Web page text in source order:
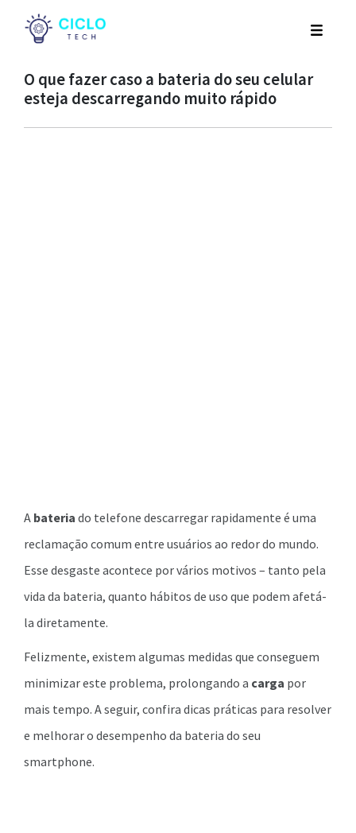
O que fazer caso a bateria do seu celular
esteja descarregando muito rápido
A bateria do telefone descarregar rapidamente é uma
reclamação comum entre usuários ao redor do mundo.
Esse desgaste acontece por vários motivos – tanto pela
vida da bateria, quanto hábitos de uso que podem afetá-
la diretamente.
Felizmente, existem algumas medidas que conseguem
minimizar este problema, prolongando a carga por
mais tempo. A seguir, confira dicas práticas para resolver
e melhorar o desempenho da bateria do seu
smartphone.